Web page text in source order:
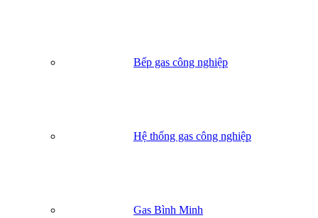
Bếp gas công nghiệp
Hệ thống gas công nghiệp
Gas Bình Minh